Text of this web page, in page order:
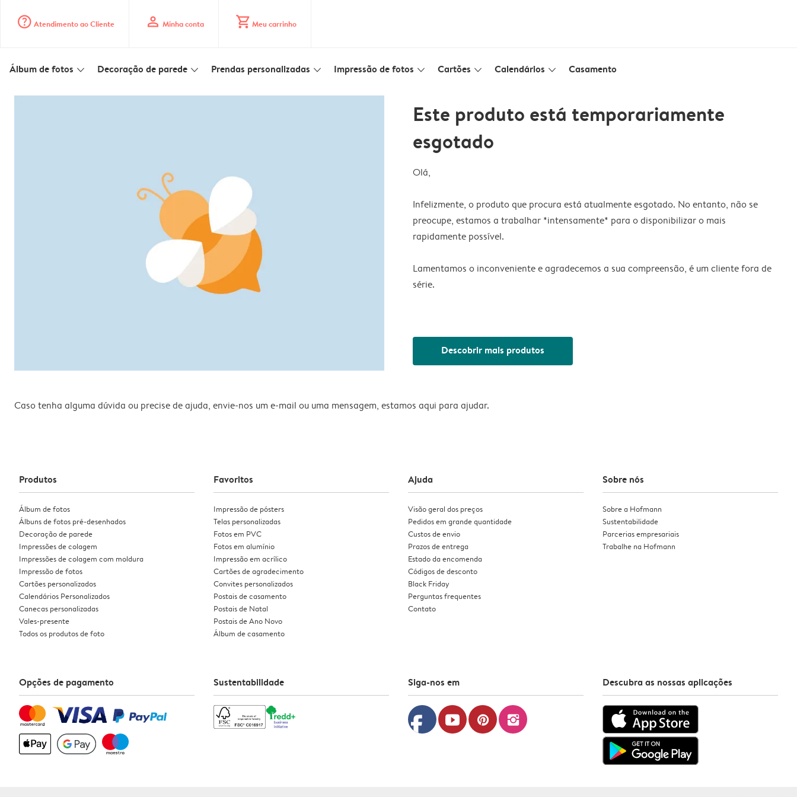
question_mark_circle Atendimento ao Cliente profile Minha conta shopping_cart Meu carrinho
Álbum de fotos slim_arrow_down Decoração de parede slim_arrow_down Prendas personalizadas slim_arrow_down Impressão de fotos slim_arrow_down Cartões slim_arrow_down Calendários slim_arrow_down Casamento
Este produto está temporariamente
esgotado
Olá,
Infelizmente, o produto que procura está atualmente esgotado. No entanto, não se
preocupe, estamos a trabalhar *intensamente* para o disponibilizar o mais
rapidamente possível.
Lamentamos o inconveniente e agradecemos a sua compreensão, é um cliente fora de
série.
Descobrir mais produtos
Caso tenha alguma dúvida ou precise de ajuda, envie-nos um e-mail ou uma mensagem, estamos aqui para ajudar.
Produtos
Álbum de fotos
Álbuns de fotos pré-desenhados
Decoração de parede
Impressões de colagem
Impressões de colagem com moldura
Impressão de fotos
Cartões personalizados
Calendários Personalizados
Canecas personalizadas
Vales-presente
Todos os produtos de foto
Favoritos
Impressão de pósters
Telas personalizadas
Fotos em PVC
Fotos em alumínio
Impressão em acrílico
Cartões de agradecimento
Convites personalizados
Postais de casamento
Postais de Natal
Postais de Ano Novo
Álbum de casamento
Ajuda
Visão geral dos preços
Pedidos em grande quantidade
Custos de envio
Prazos de entrega
Estado da encomenda
Códigos de desconto
Black Friday
Perguntas frequentes
Contato
Sobre nós
Sobre a Hofmann
Sustentabilidade
Parcerias empresariais
Trabalhe na Hofmann
Opções de pagamento Sustentabilidade Siga-nos em
facebook youtube pinterest instagram
Descubra as nossas aplicações